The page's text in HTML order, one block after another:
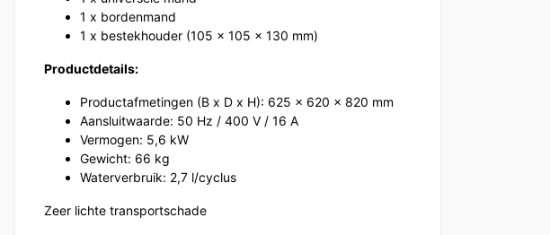
1 x bordenmand
1 x bestekhouder (105 x 105 x 130 mm)
Productdetails:
Productafmetingen (B x D x H): 625 x 620 x 820 mm
Aansluitwaarde: 50 Hz / 400 V / 16 A
Vermogen: 5,6 kW
Gewicht: 66 kg
Waterverbruik: 2,7 l/cyclus
Zeer lichte transportschade